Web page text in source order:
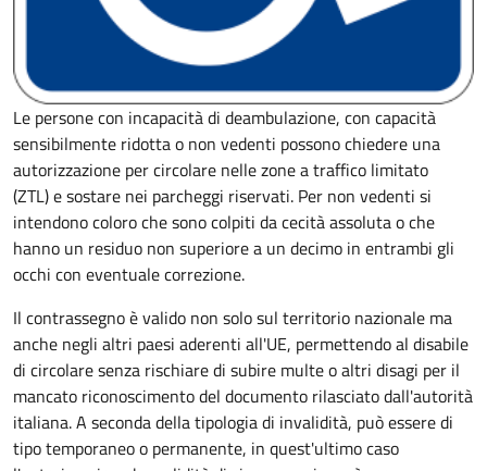
Le persone con incapacità di deambulazione, con capacità
sensibilmente ridotta o non vedenti possono chiedere una
autorizzazione per circolare nelle zone a traffico limitato
(ZTL) e sostare nei parcheggi riservati. Per non vedenti si
intendono coloro che sono colpiti da cecità assoluta o che
hanno un residuo non superiore a un decimo in entrambi gli
occhi con eventuale correzione.
Il contrassegno è valido non solo sul territorio nazionale ma
anche negli altri paesi aderenti all'UE, permettendo al disabile
di circolare senza rischiare di subire multe o altri disagi per il
mancato riconoscimento del documento rilasciato dall'autorità
italiana. A seconda della tipologia di invalidità, può essere di
tipo temporaneo o permanente, in quest'ultimo caso